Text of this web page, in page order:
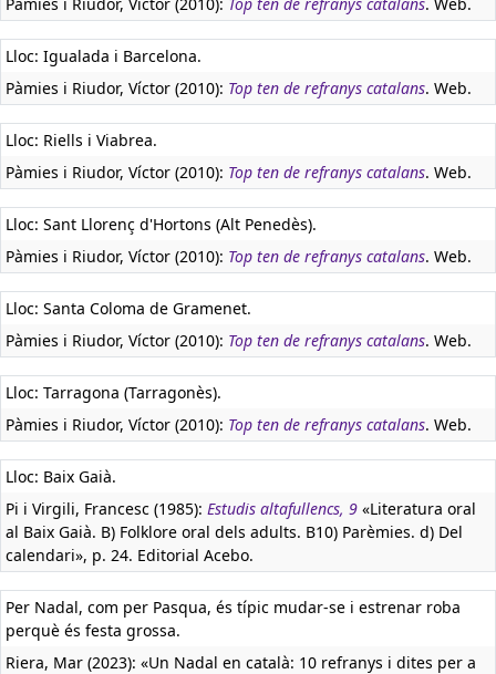
Lloc: Igualada i Barcelona.
Pàmies i Riudor, Víctor (2010): Top ten de refranys catalans. Web.
Lloc: Riells i Viabrea.
Pàmies i Riudor, Víctor (2010): Top ten de refranys catalans. Web.
Lloc: Sant Llorenç d'Hortons (Alt Penedès).
Pàmies i Riudor, Víctor (2010): Top ten de refranys catalans. Web.
Lloc: Santa Coloma de Gramenet.
Pàmies i Riudor, Víctor (2010): Top ten de refranys catalans. Web.
Lloc: Tarragona (Tarragonès).
Pàmies i Riudor, Víctor (2010): Top ten de refranys catalans. Web.
Lloc: Baix Gaià.
Pi i Virgili, Francesc (1985): Estudis altafullencs, 9 «Literatura oral
al Baix Gaià. B) Folklore oral dels adults. B10) Parèmies. d) Del
calendari», p. 24. Editorial Acebo.
Per Nadal, com per Pasqua, és típic mudar-se i estrenar roba
perquè és festa grossa.
Riera, Mar (2023): «Un Nadal en català: 10 refranys i dites per a